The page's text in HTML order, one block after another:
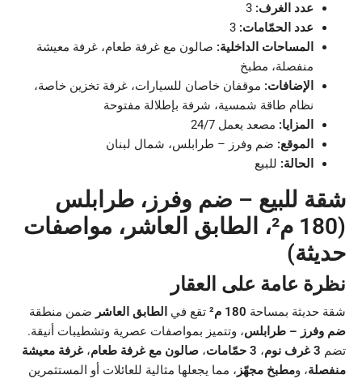
عدد الغرف:
عدد الحمّامات:
المساحات الداخلية: صالون مع غرفة طعام، غرفة معيشة
منفصلة، مطبخ
الإضافات: موقفان خاصان للسيارات، غرفة تخزين خاصة،
نظام طاقة شمسية، شرفة بإطلالة مفتوحة
المزايا: مصعد يعمل 24/7
الموقع: ضم وفرز – طرابلس، شمال لبنان
الحالة: للبيع
شقة للبيع – ضم وفرز، طرابلس
(180 م²، الطابق العاشر، مواصفات
حديثة)
نظرة عامة على العقار
شقة حديثة بمساحة 180 م² تقع في الطابق العاشر ضمن منطقة
ضم وفرز – طرابلس، وتتميز بمواصفات عصرية وتشطيبات أنيقة.
تضم 3 غرف نوم ، 3 حمّامات ، صالون مع غرفة طعام، غرفة معيشة
منفصلة، ومطبخ مجهّز ، مما يجعلها مثالية للعائلات أو المستثمرين